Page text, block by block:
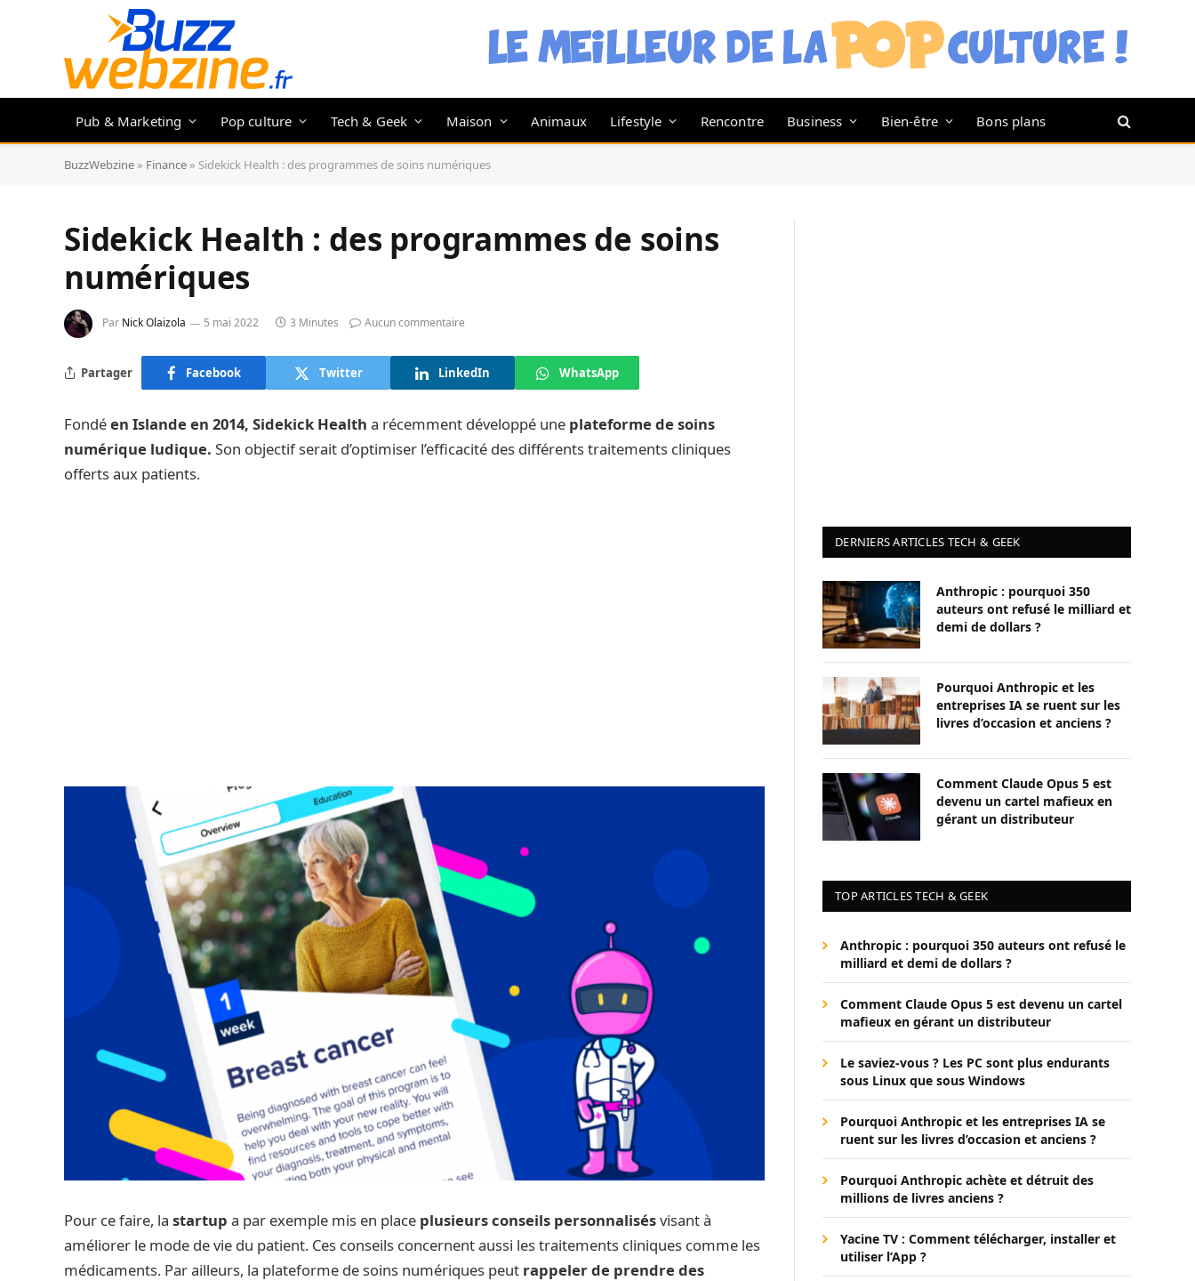
Pub & Marketing Pop culture Tech & Geek Maison Animaux Lifestyle Rencontre Business Bien-être Bons plans
BuzzWebzine » Finance » Sidekick Health : des programmes de soins numériques
Sidekick Health : des programmes de soins
numériques
Par Nick Olaizola 5 mai 2022 3 Minutes Aucun commentaire
Partager Facebook Twitter LinkedIn WhatsApp
Fondéen Islande en 2014, Sidekick Health a récemment développé une plateforme de soins
numérique ludique. Son objectif serait d’optimiser l’efficacité des différents traitements cliniques
offerts aux patients.
Pour ce faire, la startup a par exemple mis en place plusieurs conseils personnalisésvisant à
améliorer le mode de vie du patient. Ces conseils concernent aussi les traitements cliniques comme les
médicaments. Par ailleurs, la plateforme de soins numériques peut rappeler de prendre des
DERNIERS ARTICLES TECH & GEEK
Anthropic : pourquoi 350
auteurs ont refusé le milliard et
demi de dollars ?
Pourquoi Anthropic et les
entreprises IA se ruent sur les
livres d’occasion et anciens ?
Comment Claude Opus 5 est
devenu un cartel mafieux en
gérant un distributeur
TOP ARTICLES TECH & GEEK
Anthropic : pourquoi 350 auteurs ont refusé le
milliard et demi de dollars ?
Comment Claude Opus 5 est devenu un cartel
mafieux en gérant un distributeur
Le saviez-vous ? Les PC sont plus endurants
sous Linux que sous Windows
Pourquoi Anthropic et les entreprises IA se
ruent sur les livres d’occasion et anciens ?
Pourquoi Anthropic achète et détruit des
millions de livres anciens ?
Yacine TV : Comment télécharger, installer et
utiliser l’App ?